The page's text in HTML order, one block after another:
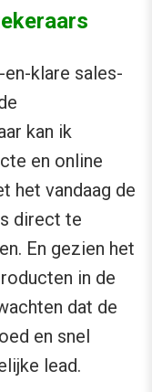
klare sales-
kan ik
en online
het vandaag de
direct te
En gezien het
in de
dat de
en snel
lead.